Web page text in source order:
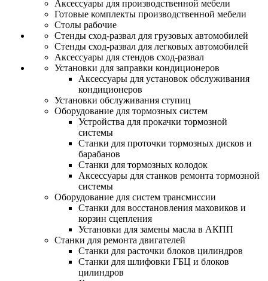
Аксессуары для производственной мебели
Готовые комплекты производственной мебели
Столы рабочие
Стенды сход-развал для грузовых автомобилей
Стенды сход-развал для легковых автомобилей
Аксессуары для стендов сход-развал
Установки для заправки кондиционеров
Аксессуары для установок обслуживания
кондиционеров
Установки обслуживания ступиц
Оборудование для тормозных систем
Устройства для прокачки тормозной
системы
Станки для проточки тормозных дисков и
барабанов
Станки для тормозных колодок
Аксессуары для станков ремонта тормозной
системы
Оборудование для систем трансмиссии
Станки для восстановления маховиков и
корзин сцепления
Установки для замены масла в АКПП
Станки для ремонта двигателей
Станки для расточки блоков цилиндров
Станки для шлифовки ГБЦ и блоков
цилиндров